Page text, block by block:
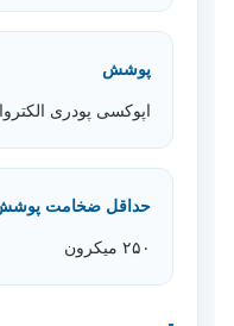
پوشش
اپوکسی پودری
حداقل ضخامت
۲۵۰ میکرون